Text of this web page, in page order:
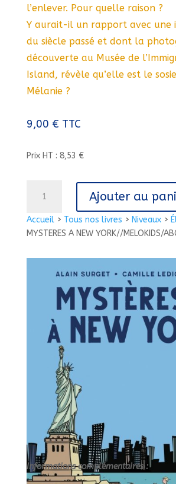
Accueil> Tous nos livres > Niveaux>
MYSTERES A NEW YORK//MELOKIDS/
l’enlever. Pour quelle raison ?
Y aurait-il un rapport avec une
du siècle passé et dont la
découverte au Musée de
Island, révèle qu’elle est le
Mélanie ?
9,00 € TTC
Prix HT : 8,53 €
MYSTERES
A
Ajouter au
Informations complémentaires :